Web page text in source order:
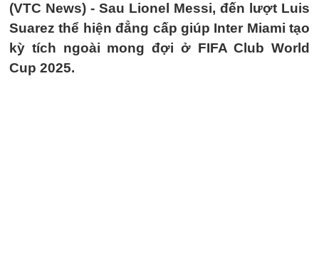
(VTC News) - Sau Lionel Messi, đến lượt Luis
Suarez thể hiện đẳng cấp giúp Inter Miami tạo
kỳ tích ngoài mong đợi ở FIFA Club World
Cup 2025.